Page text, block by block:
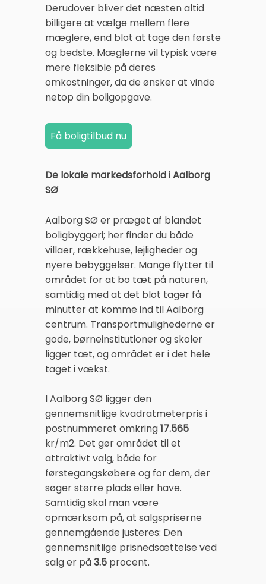
Derudover bliver det næsten altid
billigere at vælge mellem flere
mæglere, end blot at tage den første
og bedste. Mæglerne vil typisk være
mere fleksible på deres
omkostninger, da de ønsker at vinde
netop din boligopgave.
De lokale markedsforhold i Aalborg
SØ
Aalborg SØ er præget af blandet
boligbyggeri; her finder du både
villaer, rækkehuse, lejligheder og
nyere bebyggelser. Mange flytter til
området for at bo tæt på naturen,
samtidig med at det blot tager få
minutter at komme ind til Aalborg
centrum. Transportmulighederne er
gode, børneinstitutioner og skoler
ligger tæt, og området er i det hele
taget i vækst.
I Aalborg SØ ligger den
gennemsnitlige kvadratmeterpris i
postnummeret omkring17.565
kr/m2. Det gør området til et
attraktivt valg, både for
førstegangskøbere og for dem, der
søger større plads eller have.
Samtidig skal man være
opmærksom på, at salgspriserne
gennemgående justeres: Den
gennemsnitlige prisnedsættelse ved
salg er på3.5 procent.